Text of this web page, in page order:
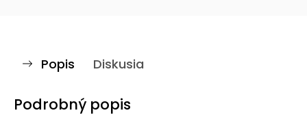
Popis Diskusia
Podrobný popis